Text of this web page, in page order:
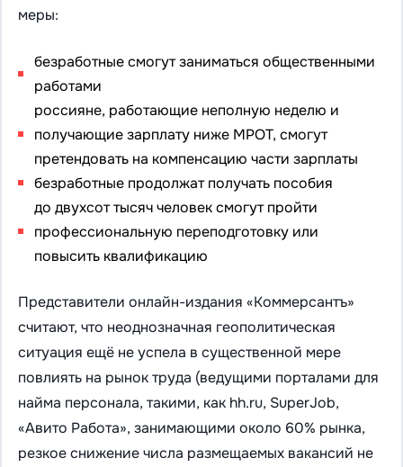
меры:
безработные смогут заниматься общественными
работами
россияне, работающие неполную неделю и
получающие зарплату ниже МРОТ, смогут
претендовать на компенсацию части зарплаты
безработные продолжат получать пособия
до двухсот тысяч человек смогут пройти
профессиональную переподготовку или
повысить квалификацию
Представители онлайн-издания «Коммерсантъ»
считают, что неоднозначная геополитическая
ситуация ещё не успела в существенной мере
повлиять на рынок труда (ведущими порталами для
найма персонала, такими, как hh.ru, SuperJob,
«Авито Работа», занимающими около 60% рынка,
резкое снижение числа размещаемых вакансий не